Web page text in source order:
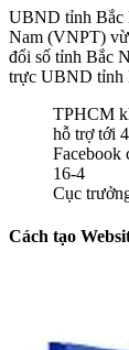
UBND tỉnh Bắc
Nam (VNPT)
đổi số tỉnh Bắc
trực UBND tỉnh
TPHCM
hỗ trợ tới
Facebook
16-4
Cục
Cách tạo